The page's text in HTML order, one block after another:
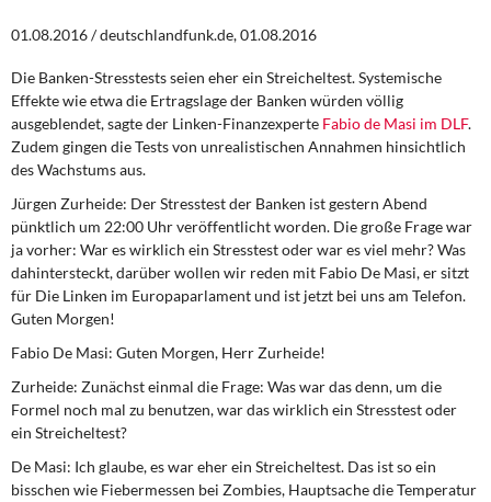
Steuer- und Finanzpolitik
Öffentliche Infrastruktur und Daseinsvorsorge
Eurokrise und Griechenland
DIE LINKE
Weitere Themen
Memo-Gruppe
Institut Solidarische Moderne
Rosa-Luxemburg-Stiftung
01.08.2016 / deutschlandfunk.de, 01.08.2016
Die Banken-Stresstests seien eher ein Streicheltest. Systemische
Effekte wie etwa die Ertragslage der Banken würden völlig
ausgeblendet, sagte der Linken-Finanzexperte Fabio de Masi im DLF.
Zudem gingen die Tests von unrealistischen Annahmen hinsichtlich
des Wachstums aus.
Jürgen Zurheide: Der Stresstest der Banken ist gestern Abend
pünktlich um 22:00 Uhr veröffentlicht worden. Die große Frage war
ja vorher: War es wirklich ein Stresstest oder war es viel mehr? Was
dahintersteckt, darüber wollen wir reden mit Fabio De Masi, er sitzt
für Die Linken im Europaparlament und ist jetzt bei uns am Telefon.
Guten Morgen!
Fabio De Masi: Guten Morgen, Herr Zurheide!
Zurheide: Zunächst einmal die Frage: Was war das denn, um die
Formel noch mal zu benutzen, war das wirklich ein Stresstest oder
ein Streicheltest?
De Masi: Ich glaube, es war eher ein Streicheltest. Das ist so ein
bisschen wie Fiebermessen bei Zombies, Hauptsache die Temperatur